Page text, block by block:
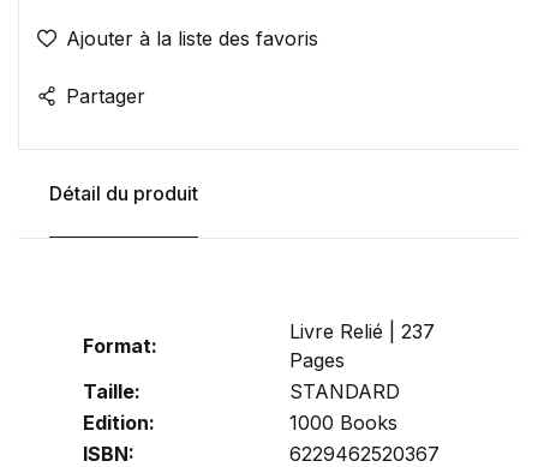
Ajouter à la liste des favoris
Partager
Détail du produit
Format:
Livre Relié | 237
Pages
Taille:
STANDARD
Edition:
1000 Books
ISBN:
6229462520367